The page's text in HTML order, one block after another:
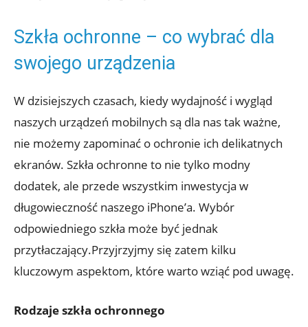
Szkła ochronne – co ​wybrać dla
swojego urządzenia
W dzisiejszych czasach, kiedy wydajność i wygląd
naszych urządzeń mobilnych są dla⁣ nas tak ważne,‌
nie ‌możemy ​zapominać ​o ochronie ich delikatnych
⁢ekranów. Szkła ochronne to nie tylko modny
dodatek, ale przede wszystkim inwestycja w
długowieczność ⁣naszego iPhone’a. Wybór
odpowiedniego szkła może być jednak
przytłaczający.Przyjrzyjmy się ‌zatem kilku
kluczowym aspektom,⁣ które warto wziąć pod uwagę.
Rodzaje szkła ochronnego